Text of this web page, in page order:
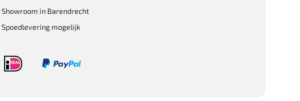
Showroom in Barendrecht
Spoedlevering mogelijk